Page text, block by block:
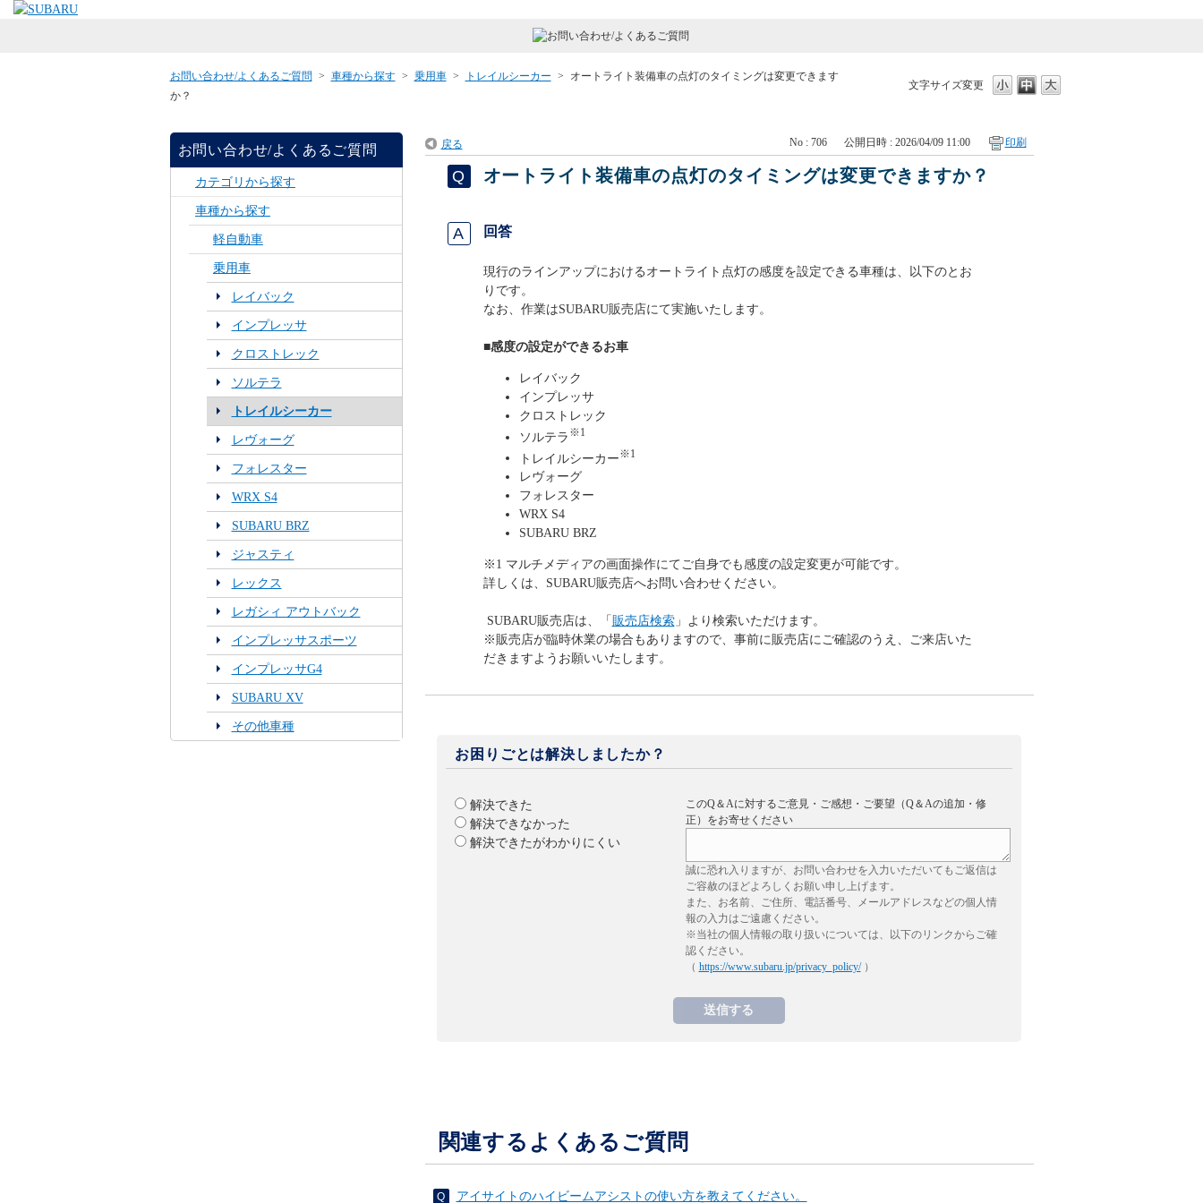
文字サイズ変更
お問い合わせ/よくあるご質問 > 車種から探す > 乗用車 > トレイルシーカー >
オートライト装備車の点灯のタイミングは変更できます
か？
お問い合わせ/よくあるご質問
カテゴリから探す
車種から探す
軽自動車
乗用車
レイバック
インプレッサ
クロストレック
ソルテラ
トレイルシーカー
レヴォーグ
フォレスター
WRX S4
SUBARU BRZ
ジャスティ
レックス
レガシィ アウトバック
インプレッサスポーツ
インプレッサG4
SUBARU XV
その他車種
戻る No : 706 公開日時 : 2026/04/09 11:00 印刷
オートライト装備車の点灯のタイミングは変更できますか？
回答
現行のラインアップにおけるオートライト点灯の感度を設定できる車種は、以下のとお
りです。
なお、作業はSUBARU販売店にて実施いたします。
■感度の設定ができるお車
レイバック
インプレッサ
クロストレック
ソルテラ ※1
トレイルシーカー※1
レヴォーグ
フォレスター
WRX S4
SUBARU BRZ
※1 マルチメディアの画面操作にてご自身でも感度の設定変更が可能です。
詳しくは、SUBARU販売店へお問い合わせください。
SUBARU販売店は、「 販売店検索」より検索いただけます。
※販売店が臨時休業の場合もありますので、事前に販売店にご確認のうえ、ご来店いた
だきますようお願いいたします。
お困りごとは解決しましたか？
解決できた
解決できなかった
解決できたがわかりにくい
このQ＆Aに対するご意見・ご感想・ご要望（Q＆Aの追加・修
正）をお寄せください
誠に恐れ入りますが、お問い合わせを入力いただいてもご返信は
ご容赦のほどよろしくお願い申し上げます。
また、お名前、ご住所、電話番号、メールアドレスなどの個人情
報の入力はご遠慮ください。
※当社の個人情報の取り扱いについては、以下のリンクからご確
認ください。
（ https://www.subaru.jp/privacy_policy/）
関連するよくあるご質問
アイサイトのハイビームアシストの使い方を教えてください。